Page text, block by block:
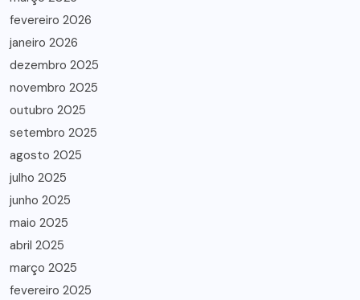
fevereiro 2026
janeiro 2026
dezembro 2025
novembro 2025
outubro 2025
setembro 2025
agosto 2025
julho 2025
junho 2025
maio 2025
abril 2025
março 2025
fevereiro 2025